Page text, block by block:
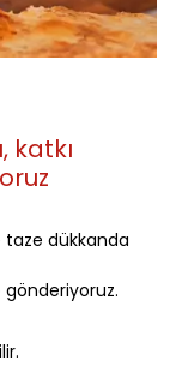
katkı
taze dükkanda